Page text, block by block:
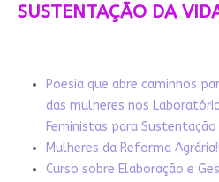
SUSTENTAÇÃO DA
Poesia que abre caminhos
das mulheres nos
Feministas para Sustentação
Mulheres da Reforma
Curso sobre Elaboração e